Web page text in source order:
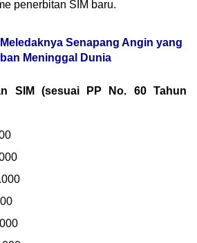
penerbitan SIM baru.
Senapang Angin yang
Meninggal Dunia
SIM (sesuai PP No. 60 Tahun